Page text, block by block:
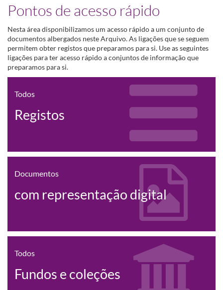
Pontos de acesso rápido
Nesta área disponibilizamos um acesso rápido a um conjunto de
documentos albergados neste Arquivo. As ligações que se seguem
permitem obter registos que preparamos para si. Use as seguintes
ligações para ter acesso rápido a conjuntos de informação que
preparamos para si.
Todos
Registos
Documentos
com representação digital
Todos
Fundos e coleções